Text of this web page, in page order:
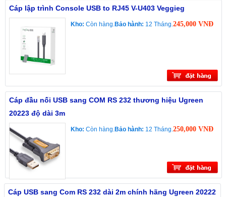
Cáp lập trình Console USB to RJ45 V-U403 Veggieg
Kho: Còn hàng.Bảo hành: 12 Tháng.245,000 VNĐ
Cáp đầu nối USB sang COM RS 232 thương hiệu Ugreen
20223 độ dài 3m
Kho: Còn hàng.Bảo hành: 12 Tháng.250,000 VNĐ
Cáp USB sang Com RS 232 dài 2m chính hãng Ugreen 20222